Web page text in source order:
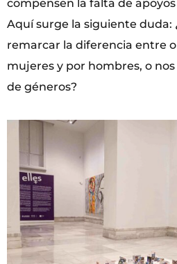
compensen la falta de
Aquí surge la siguiente duda:
remarcar la diferencia entre
mujeres y por hombres, o
de géneros?